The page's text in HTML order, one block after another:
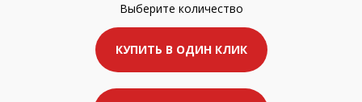
Выберите количество
КУПИТЬ В ОДИН КЛИК